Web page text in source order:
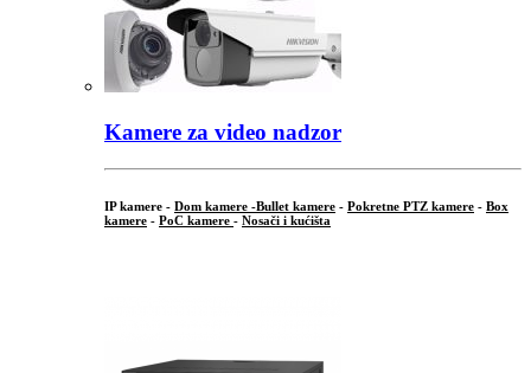
Kamere za video nadzor
IP kamere - Dom kamere -Bullet kamere - Pokretne PTZ kamere - Box
kamere - PoC kamere - Nosači i kućišta